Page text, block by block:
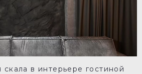
скала в интерьере гостиной